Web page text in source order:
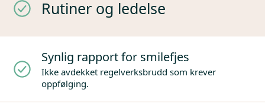
Rutiner og ledelse
Synlig rapport for smilefjes
Ikke avdekket regelverksbrudd som krever
oppfølging.